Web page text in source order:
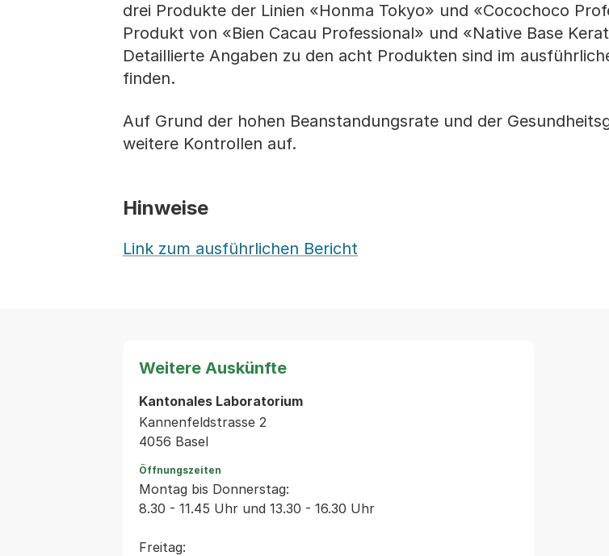
drei Produkte der Linien «Honma Tokyo» und «Cocochoco
Produkt von «Bien Cacau Professional» und «Native Base
Detaillierte Angaben zu den acht Produkten sind im
finden.
Auf Grund der hohen Beanstandungsrate und der
weitere Kontrollen auf.
Hinweise
Link zum ausführlichen Bericht
Weitere Auskünfte
Kantonales Laboratorium
Kannenfeldstrasse 2
4056 Basel
Öffnungszeiten
Montag bis Donnerstag:
8.30 - 11.45 Uhr und 13.30 - 16.30 Uhr
Freitag: